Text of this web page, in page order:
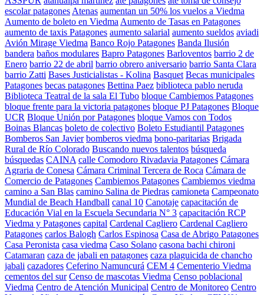
escolar patagones Atenas aumentan un 50% los vuelos a Viedma
Aumento de boleto en Viedma Aumento de Tasas en Patagones
aumento de taxis Patagones aumento salarial aumento sueldos aviadi
Avión Mirage Viedma Banco Rojo Patagones Banda Ilusión
bandera baños modulares Bapro Patagones Barloventos barrio 2 de
Enero barrio 22 de abril barrio obrero aniversario barrio Santa Clara
barrio Zatti Bases Justicialistas - Kolina Basquet Becas municipales
Patagones becas patagones Bettina Paez biblioteca pablo neruda
Biblioteca Teatral de la sala El Tubo bloque Cambiemos Patagones
bloque frente para la victoria patagones bloque PJ Patagones Bloque
UCR Bloque Unión por Patagones bloque Vamos con Todos
Boinas Blancas boleto de colectivo Boleto Estudiantil Patagones
Bomberos San Javier bomberos viedma bono-paritarias Brigada
Rural de Río Colorado Buscando nuevos talentos búsqueda
búsquedas CAINA calle Comodoro Rivadavia Patagones Cámara
Agraria de Conesa Cámara Criminal Tercera de Roca Cámara de
Comercio de Patagones Cambiemos Patagones Cambiemos viedma
camino a San Blas camino Salina de Piedras camioneta Campeonato
Mundial de Beach Handball canal 10 Canotaje capacitación de
Educación Vial en la Escuela Secundaria N° 3 capacitación RCP
Viedma y Patagones capital Cardenal Cagliero Cardenal Cagliero
Patagones carlos Balogh Carlos Espinosa Casa de Abrigo Patagones
Casa Peronista casa viedma Caso Solano casona bachi chironi
Catamaran caza de jabali en patagones caza plaguicida de chancho
jabali cazadores Ceferino Namuncurá CEM 4 Cementerio Viedma
cementos del sur Censo de mascotas Viedma Censo poblacional
Viedma Centro de Atención Municipal Centro de Monitoreo Centro